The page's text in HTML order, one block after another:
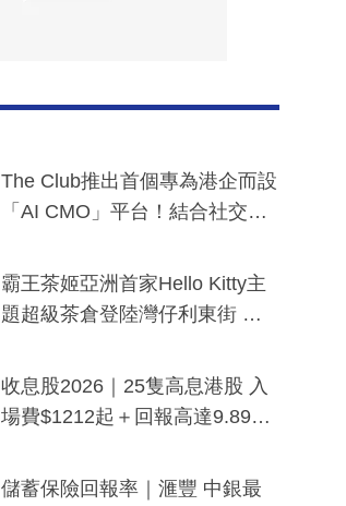
The Club推出首個專為港企而設
「AI CMO」平台！結合社交聆
分鐘生成「貼地」宣傳短片
霸王茶姬亞洲首家Hello Kitty主
題超級茶倉登陸灣仔利東街 推
y及香港限定特調系列
收息股2026｜25隻高息港股 入
場費$1212起＋回報高達9.89
儲蓄保險回報率｜滙豐 中銀最